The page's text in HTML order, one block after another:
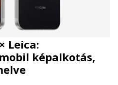
Leica:
képalkotás,